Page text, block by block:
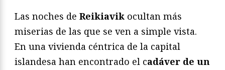
Las noches de Reikiavik ocultan más
miserias de las que se ven a simple vista.
En una vivienda céntrica de la capital
islandesa han encontrado el cadáver de un